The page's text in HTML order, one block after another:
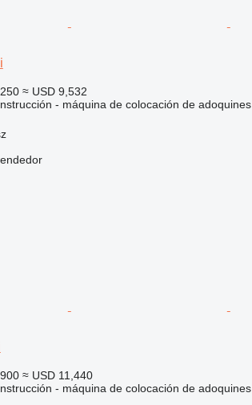
≈ USD 9,532
- máquina de colocación de adoquines
≈ USD 11,440
- máquina de colocación de adoquines